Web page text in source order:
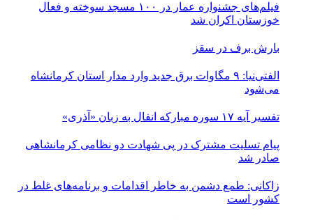
فیلم‌های جشنواره عمار در ۱۰۰ مسجد سوخته و فعال
خوزستان اکران شد
بارش برف در سقز
الفتی‌نیا: ۹ مگاوات برق جدید وارد مدار استان کرمانشاه
می‌شود
تفسیر آیه ۱۷ سوره مبارکه انفال به زبان «آذری»
پیام تسلیت مشترک در پی شهادت دو نظامی کرمانشاهی
صادر شد
زاکانی: طمع دشمن به خاطر اقدامات و برنامه‌های غلط در
کشور است